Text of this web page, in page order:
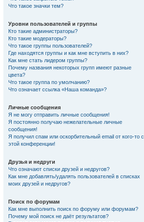
Что такое значки тем?
Уровни пользователей и группы
Кто такие администраторы?
Кто такие модераторы?
Что такое группы пользователей?
Где находятся группы и как мне вступить в них?
Как мне стать лидером группы?
Почему названия некоторых групп имеют разные
цвета?
Что такое группа по умолчанию?
Что означает ссылка «Наша команда»?
Личные сообщения
Я не могу отправить личные сообщения!
Я постоянно получаю нежелательные личные
сообщения!
Я получил спам или оскорбительный email от кого-то с
этой конференции!
Друзья и недруги
Что означают списки друзей и недругов?
Как мне добавлять/удалять пользователей в списках
моих друзей и недругов?
Поиск по форумам
Как мне выполнить поиск по форуму или форумам?
Почему мой поиск не даёт результатов?